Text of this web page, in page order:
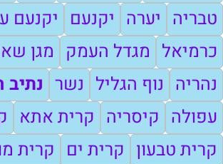
טבריה יערה יקנעם יקנעם
כרמיאל מגדל העמק מגן
נהריה נוף הגליל נשר נתיב
עפולה קיסריה קרית אתא
קרית טבעון קרית ים קרית